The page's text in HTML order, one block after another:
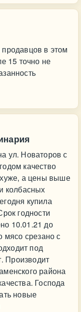
в этом
15 точно не
ул. Новаторов с
качество
хуже, а цены выше
колбасных
купила
годности
10.01.21 до
мясо срезано с
под
Производит
района
Господа
новые